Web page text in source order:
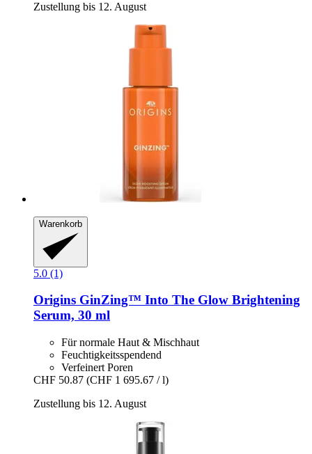
Zustellung bis 12. August
Warenkorb
5.0 (1)
Origins GinZing™ Into The Glow Brightening
Serum, 30 ml
Für normale Haut & Mischhaut
Feuchtigkeitsspendend
Verfeinert Poren
CHF 50.87 (CHF 1 695.67 / l)
Zustellung bis 12. August